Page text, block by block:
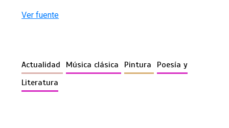
Ver fuente
Actualidad Música clásica Pintura
Poesía y
Literatura